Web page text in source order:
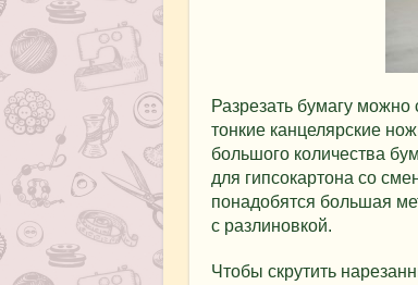
Разрезать бумагу
тонкие канцелярские
большого количества
для гипсокартона со
понадобятся большая
с разлиновкой.
Чтобы скрутить